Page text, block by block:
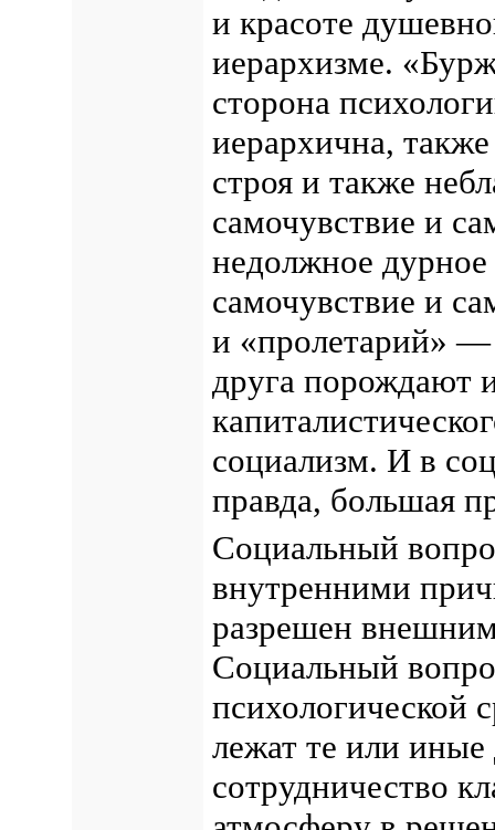
и красоте
иерархизме.
сторона
иерархична,
строя и также
самочувствие и
недолжное дурное
самочувствие и
и «пролетарий» —
друга порождают
социализм. И в
правда, большая
Социальный
внутренними
разрешен
Социальный
психологической
лежат те или
сотрудничество